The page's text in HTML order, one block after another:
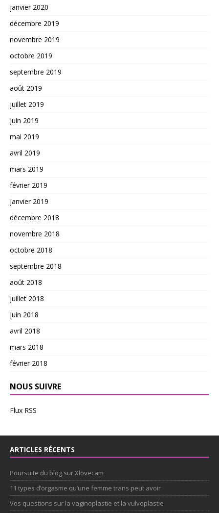
janvier 2020
décembre 2019
novembre 2019
octobre 2019
septembre 2019
août 2019
juillet 2019
juin 2019
mai 2019
avril 2019
mars 2019
février 2019
janvier 2019
décembre 2018
novembre 2018
octobre 2018
septembre 2018
août 2018
juillet 2018
juin 2018
avril 2018
mars 2018
février 2018
NOUS SUIVRE
Flux RSS
ARTICLES RÉCENTS
Poursuite du blog sur Xlovecam
11 types d’orgasme qu’une femme trans peut avoir
Vos questions sur la vaginoplastie et la vulvoplastie